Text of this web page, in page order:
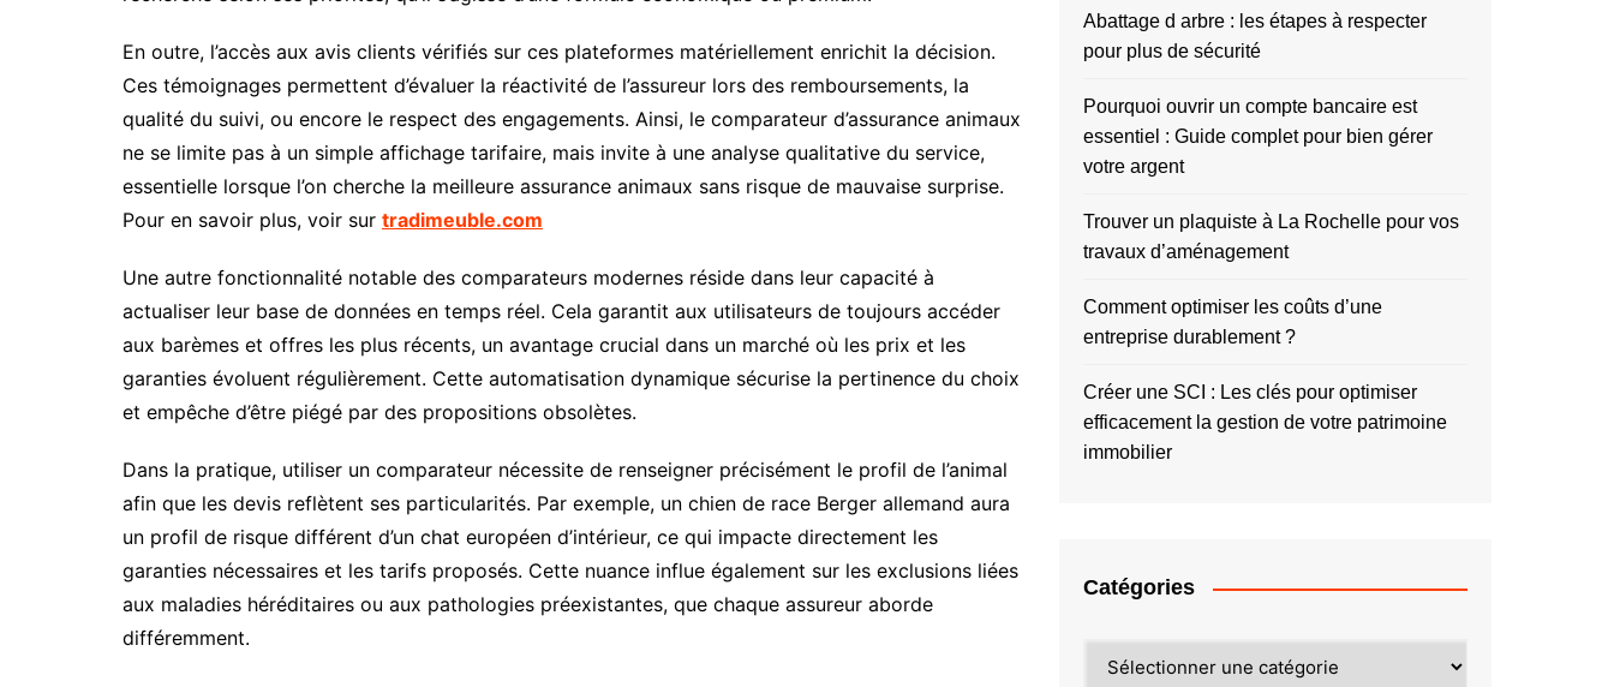
En outre, l’accès aux avis clients vérifiés sur ces plateformes matériellement enrichit la décision.
Ces témoignages permettent d’évaluer la réactivité de l’assureur lors des remboursements, la
qualité du suivi, ou encore le respect des engagements. Ainsi, le comparateur d’assurance animaux
ne se limite pas à un simple affichage tarifaire, mais invite à une analyse qualitative du service,
essentielle lorsque l’on cherche la meilleure assurance animaux sans risque de mauvaise surprise.
Pour en savoir plus, voir sur tradimeuble.com
Une autre fonctionnalité notable des comparateurs modernes réside dans leur capacité à
actualiser leur base de données en temps réel. Cela garantit aux utilisateurs de toujours accéder
aux barèmes et offres les plus récents, un avantage crucial dans un marché où les prix et les
garanties évoluent régulièrement. Cette automatisation dynamique sécurise la pertinence du choix
et empêche d’être piégé par des propositions obsolètes.
Dans la pratique, utiliser un comparateur nécessite de renseigner précisément le profil de l’animal
afin que les devis reflètent ses particularités. Par exemple, un chien de race Berger allemand aura
un profil de risque différent d’un chat européen d’intérieur, ce qui impacte directement les
garanties nécessaires et les tarifs proposés. Cette nuance influe également sur les exclusions liées
aux maladies héréditaires ou aux pathologies préexistantes, que chaque assureur aborde
différemment.
Abattage d arbre : les étapes à respecter
pour plus de sécurité
Pourquoi ouvrir un compte bancaire est
essentiel : Guide complet pour bien gérer
votre argent
Trouver un plaquiste à La Rochelle pour vos
travaux d’aménagement
Comment optimiser les coûts d’une
entreprise durablement ?
Créer une SCI : Les clés pour optimiser
efficacement la gestion de votre patrimoine
immobilier
Catégories